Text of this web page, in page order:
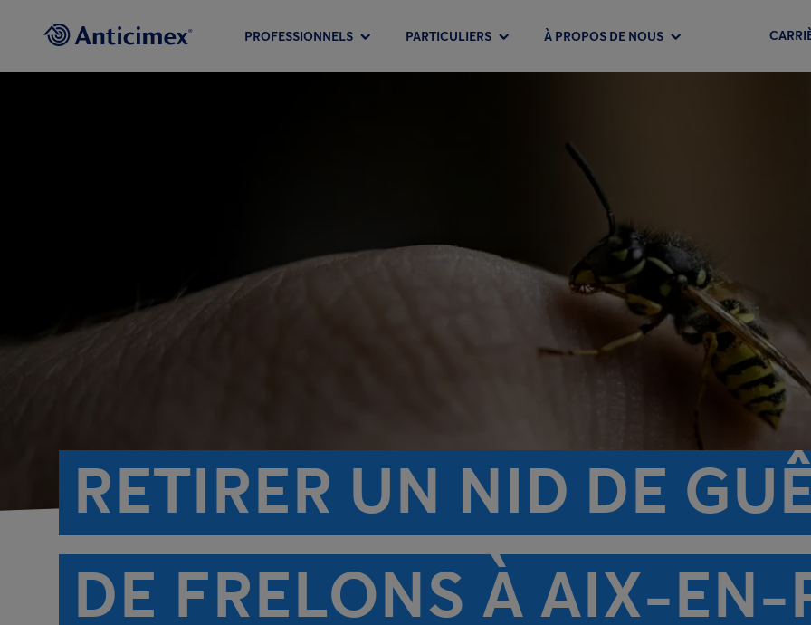
PROFESSIONNELS PARTICULIERS À PROPOS DE NOUS
RETIRER UN NID DE
DE FRELONS À AIX-EN-